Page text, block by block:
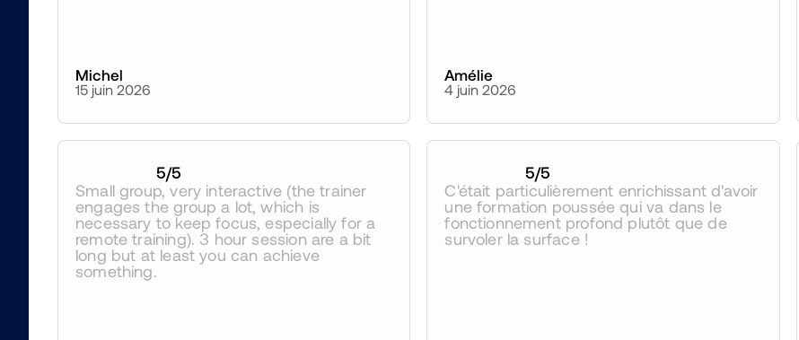
Michel
15 juin 2026
Amélie
4 juin 2026
5/5
Small group, very interactive (the trainer
engages the group a lot, which is
necessary to keep focus, especially for a
remote training). 3 hour session are a bit
long but at least you can achieve
something.
5/5
C'était particulièrement enrichissant d'avoir
une formation poussée qui va dans le
fonctionnement profond plutôt que de
survoler la surface !